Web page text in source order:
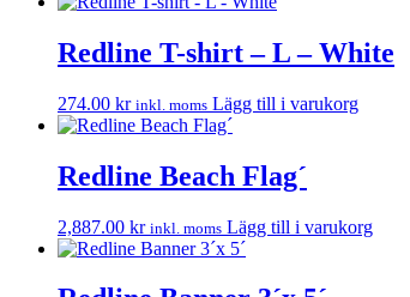
Redline T-shirt – L – White
274.00 kr inkl. moms Lägg till i varukorg
Redline Beach Flag´
2,887.00 kr inkl. moms Lägg till i varukorg